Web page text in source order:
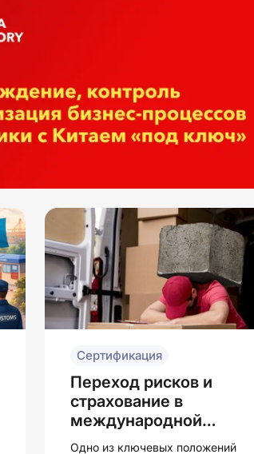
Сертификация
Переход рисков и
страхование в
международной
торговле
Одно из ключевых положений